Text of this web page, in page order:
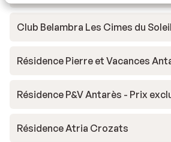
Club Belambra Les Cimes du Soleil
Résidence Pierre et Vacances
Résidence P&V Antarès - Prix
Résidence Atria Crozats